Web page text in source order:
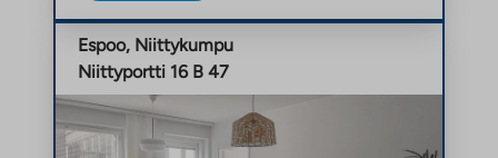
Espoo, Niittykumpu
Niittyportti 16 B 47